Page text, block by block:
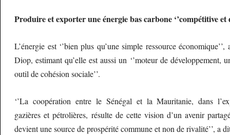
Produire et exporter une énergie bas carbone ‘’compétitive et
L’énergie est ‘’bien plus qu’une simple ressource
Diop, estimant qu’elle est aussi un ‘’moteur de développement,
outil de cohésion sociale’’.
‘’La coopération entre le Sénégal et la Mauritanie, dans
gazières et pétrolières, résulte de cette vision d’un avenir
devient une source de prospérité commune et non de rivalité’’, a